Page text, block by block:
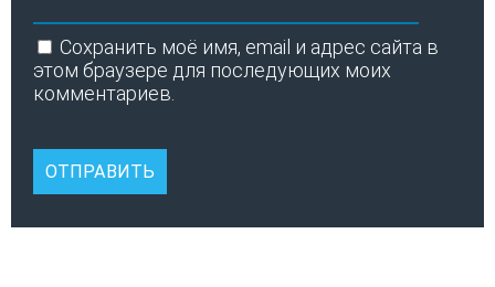
Сохранить моё имя, email и адрес сайта в
этом браузере для последующих моих
комментариев.